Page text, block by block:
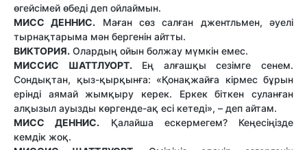
өгейсімей өбеді деп ойлаймын.
МИСС ДЕННИС. Маған сөз салған джентльмен, әуелі
тырнақтарыма мән бергенін айтты.
ВИКТОРИЯ. Олардың ойын болжау мүмкін емес.
МИССИС ШАТТЛУОРТ.Ең алғашқы сезімге сенем.
Сондықтан, қыз-қырқынға: «Қонақжайға кірмес бұрын
ерінді аямай жымқыру керек. Еркек біткен суланған
алқызыл ауызды көргенде-ақ есі кетеді», – деп айтам.
МИСС ДЕННИС. Қалайша ескермегем? Кеңесіңізде
кемдік жоқ.